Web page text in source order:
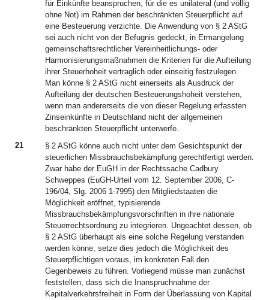
für Einkünfte beanspruchen, für die es unilateral (und völlig
ohne Not) im Rahmen der beschränkten Steuerpflicht auf
eine Besteuerung verzichte. Die Anwendung von § 2 AStG
sei auch nicht von der Befugnis gedeckt, in Ermangelung
gemeinschaftsrechtlicher Vereinheitlichungs- oder
Harmonisierungsmaßnahmen die Kriterien für die Aufteilung
ihrer Steuerhoheit vertraglich oder einseitig festzulegen.
Man könne § 2 AStG nicht einerseits als Ausdruck der
Aufteilung der deutschen Besteuerungshoheit verstehen,
wenn man andererseits die von dieser Regelung erfassten
Zinseinkünfte in Deutschland nicht der allgemeinen
beschränkten Steuerpflicht unterwerfe.
21
§ 2 AStG könne auch nicht unter dem Gesichtspunkt der
steuerlichen Missbrauchsbekämpfung gerechtfertigt werden.
Zwar habe der EuGH in der Rechtssache Cadbury
Schweppes (EuGH-Urteil vom 12. September 2006, C-
196/04, Slg. 2006 1-7995) den Mitgliedstaaten die
Möglichkeit eröffnet, typisierende
Missbrauchsbekämpfungsvorschriften in ihre nationale
Steuerrechtsordnung zu integrieren. Ungeachtet dessen, ob
§ 2 AStG überhaupt als eine solche Regelung verstanden
werden könne, setze dies jedoch die Möglichkeit des
Steuerpflichtigen voraus, im konkreten Fall den
Gegenbeweis zu führen. Vorliegend müsse man zunächst
feststellen, dass sich die Inanspruchnahme der
Kapitalverkehrsfreiheit in Form der Überlassung von Kapital